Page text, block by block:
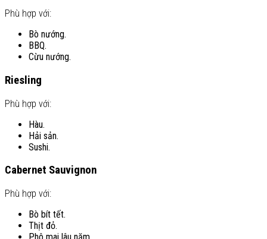
Phù hợp với:
Bò nướng.
BBQ.
Cừu nướng.
Riesling
Phù hợp với:
Hàu.
Hải sản.
Sushi.
Cabernet Sauvignon
Phù hợp với:
Bò bít tết.
Thịt đỏ.